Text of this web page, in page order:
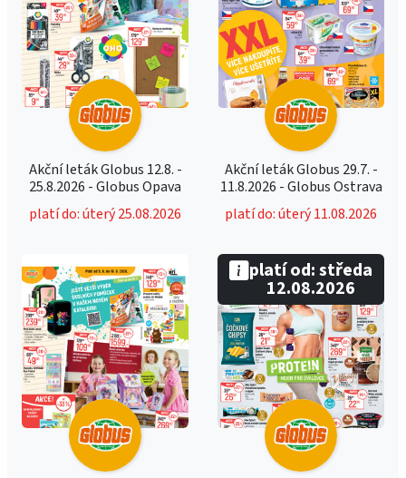
Akční leták Globus 12.8. -
25.8.2026 - Globus Opava
platí do: úterý 25.08.2026
Akční leták Globus 29.7. -
11.8.2026 - Globus Ostrava
platí do: úterý 11.08.2026
platí od: středa
12.08.2026